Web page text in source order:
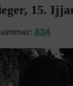
15.
834